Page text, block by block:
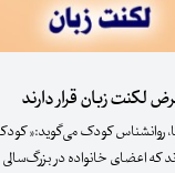
لکنت زبان قرار دارند
روانشناس کودک می‌گوید:«
که اعضای خانواده در بزرگ‌سالی